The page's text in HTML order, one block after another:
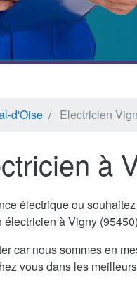
d'Oise Electricien
à
électrique ou
électricien à Vigny
car nous sommes en
vous dans les